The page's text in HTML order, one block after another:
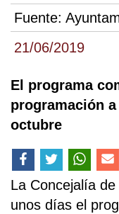
21/06/2019
Fuente:
El programa
programación
octubre
La Concejalía
unos días el